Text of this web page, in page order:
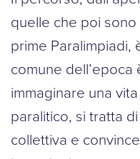
quelle che poi
prime
comune
immaginare una
paralitico, si tratta
collettiva e